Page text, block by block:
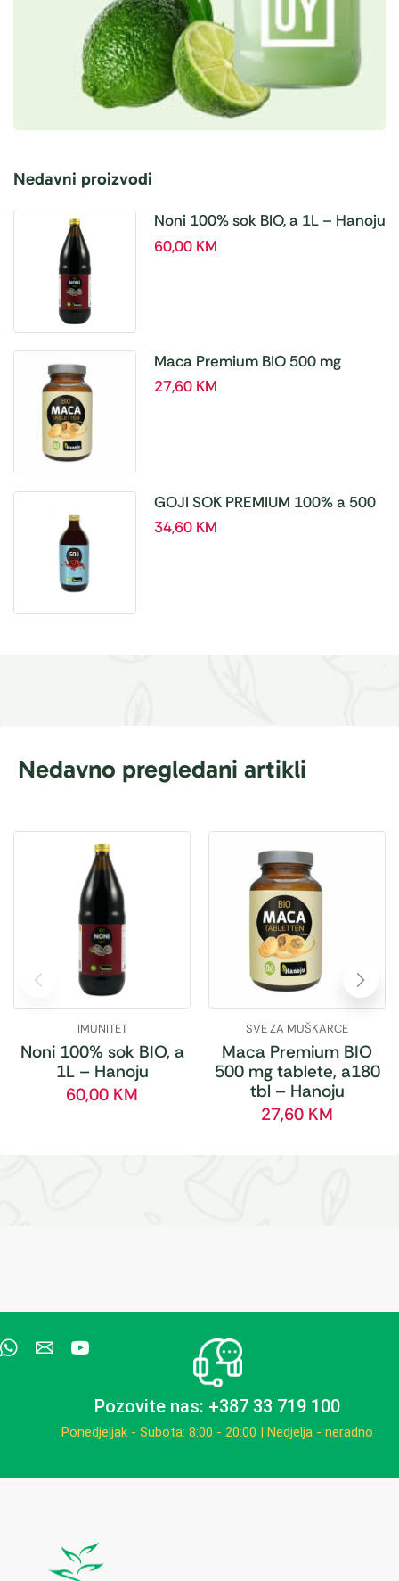
Nedavni proizvodi
Noni 100% sok BIO, a 1L – Hanoju
60,00 KM
Maca Premium BIO 500 mg
tablete, a180 tbl – Hanoju
27,60 KM
GOJI SOK PREMIUM 100% a 500
ml
34,60 KM
Nedavno pregledani artikli
IMUNITET
Noni 100% sok BIO, a
1L – Hanoju
60,00 KM
SVE ZA MUŠKARCE
Maca Premium BIO
500 mg tablete, a180
tbl – Hanoju
27,60 KM
Pozovite nas: +387 33 719 100
Ponedjeljak - Subota: 8:00 - 20:00 | Nedjelja - neradno